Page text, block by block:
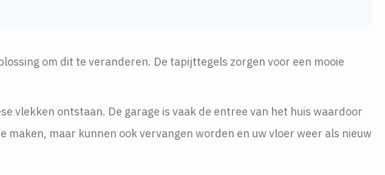
om dit te veranderen. De tapijttegels zorgen voor een mooie
vlekken ontstaan. De garage is vaak de entree van het huis waardoor
maar kunnen ook vervangen worden en uw vloer weer als nieuw